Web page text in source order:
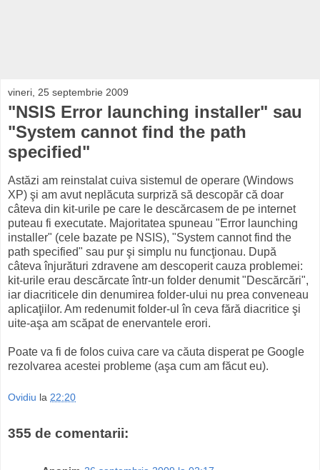
vineri, 25 septembrie 2009
"NSIS Error launching installer" sau
"System cannot find the path
specified"
Astăzi am reinstalat cuiva sistemul de operare (Windows
XP) şi am avut neplăcuta surpriză să descopăr că doar
câteva din kit-urile pe care le descărcasem de pe internet
puteau fi executate. Majoritatea spuneau "Error launching
installer" (cele bazate pe NSIS), "System cannot find the
path specified" sau pur şi simplu nu funcţionau. După
câteva înjurături zdravene am descoperit cauza problemei:
kit-urile erau descărcate într-un folder denumit "Descărcări",
iar diacriticele din denumirea folder-ului nu prea conveneau
aplicaţiilor. Am redenumit folder-ul în ceva fără diacritice şi
uite-aşa am scăpat de enervantele erori.
Poate va fi de folos cuiva care va căuta disperat pe Google
rezolvarea acestei probleme (aşa cum am făcut eu).
Ovidiu la 22:20
355 de comentarii: